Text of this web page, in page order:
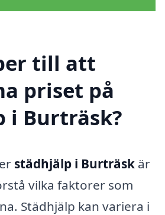
till att
priset på
i Burträsk?
städhjälp i Burträsk är
vilka faktorer som
Städhjälp kan variera i